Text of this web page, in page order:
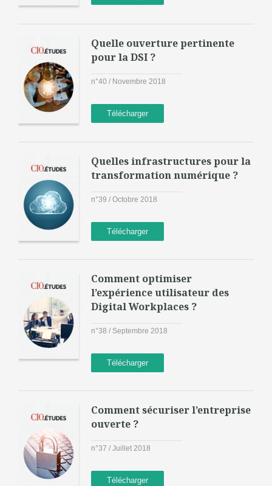
Quelle ouverture pertinente
pour la DSI ?
n°40 / Novembre 2018
Télécharger
Quelles infrastructures pour la
transformation numérique ?
n°39 / Octobre 2018
Télécharger
Comment optimiser
l’expérience utilisateur des
Digital Workplaces ?
n°38 / Septembre 2018
Télécharger
Comment sécuriser l’entreprise
ouverte ?
n°37 / Juillet 2018
Télécharger